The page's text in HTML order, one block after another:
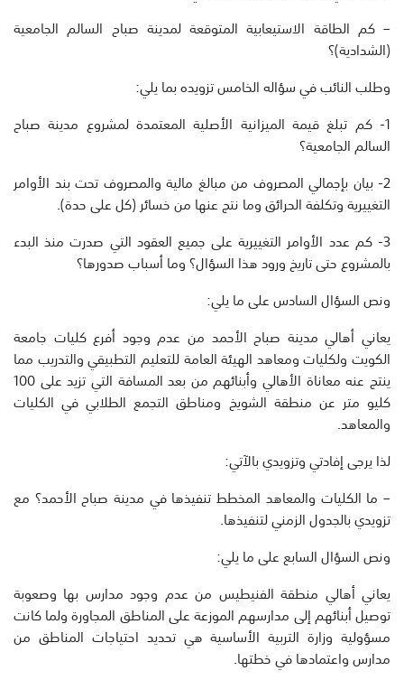
– كم الطاقة الاستيعابية المتوقعة لمدينة صباح السالم الجامعية
(الشدادية)؟
وطلب النائب في سؤاله الخامس تزويده بما يلي:
1- كم تبلغ قيمة الميزانية الأصلية المعتمدة لمشروع مدينة صباح
السالم الجامعية؟
2- بيان بإجمالي المصروف من مبالغ مالية والمصروف تحت بند الأوامر
التغييرية وتكلفة الحرائق وما نتج عنها من خسائر (كل على حدة).
3- كم عدد الأوامر التغييرية على جميع العقود التي صدرت منذ البدء
بالمشروع حتى تاريخ ورود هذا السؤال؟ وما أسباب صدورها؟
ونص السؤال السادس على ما يلي:
يعاني أهالي مدينة صباح الأحمد من عدم وجود أفرع كليات جامعة
الكويت ولكليات ومعاهد الهيئة العامة للتعليم التطبيقي والتدريب مما
ينتج عنه معاناة الأهالي وأبنائهم من بعد المسافة التي تزيد على 100
كليو متر عن منطقة الشويخ ومناطق التجمع الطلابي في الكليات
والمعاهد.
لذا يرجى إفادتي وتزويدي بالآتي:
– ما الكليات والمعاهد المخطط تنفيذها في مدينة صباح الأحمد؟ مع
تزويدي بالجدول الزمني لتنفيذها.
ونص السؤال السابع على ما يلي:
يعاني أهالي منطقة الفنيطيس من عدم وجود مدارس بها وصعوبة
توصيل أبنائهم إلى مدارسهم الموزعة على المناطق المجاورة ولما كانت
مسؤولية وزارة التربية الأساسية هي تحديد احتياجات المناطق من
مدارس واعتمادها في خطتها.